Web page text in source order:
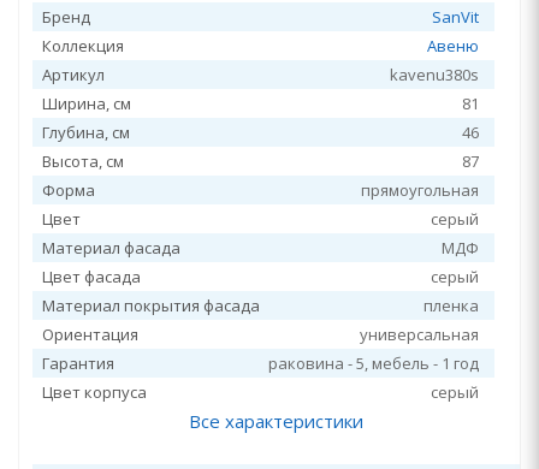
Бренд
SanVit
Коллекция
Авеню
Артикул
kavenu380s
Ширина, см
81
Глубина, см
46
Высота, см
87
Форма
прямоугольная
Цвет
серый
Материал фасада
МДФ
Цвет фасада
серый
Материал покрытия фасада
пленка
Ориентация
универсальная
Гарантия
раковина - 5, мебель - 1 год
Цвет корпуса
серый
Все характеристики